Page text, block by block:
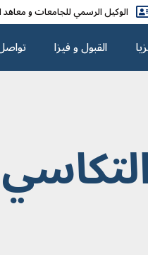
الوکیل الرسمي للجامعات و معاهد
القبول و فیزا